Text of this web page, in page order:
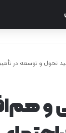
تحول و توسعه در
و